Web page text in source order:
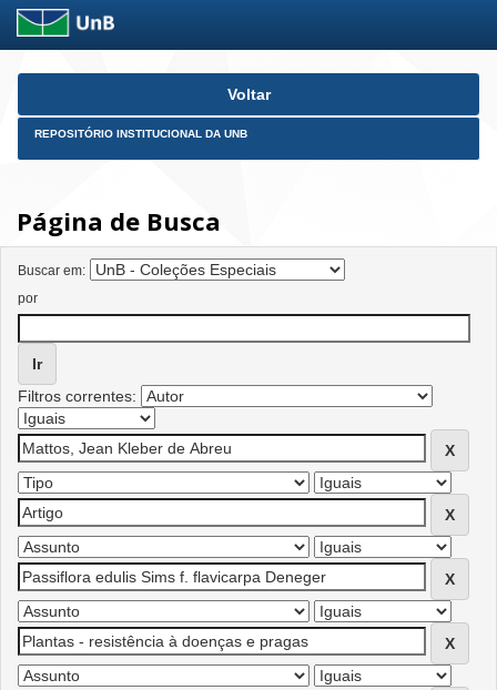
Skip
Voltar
REPOSITÓRIO INSTITUCIONAL DA UNB
Página de Busca
Buscar em:
por
Filtros correntes: